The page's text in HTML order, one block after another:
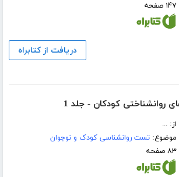
۱۴۷ صفحه
دریافت از کتابراه
روانشناختی کودکان - جلد 1
از: ...
موضوع:تست روانشناسی کودک و نوجوان
۸۳ صفحه